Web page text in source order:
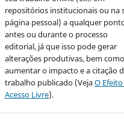
repositórios institucionais ou na
página pessoal) a qualquer
antes ou durante o processo
editorial, já que isso pode gerar
alterações produtivas, bem como
aumentar o impacto e a citação
trabalho publicado (VejaO
Acesso Livre).